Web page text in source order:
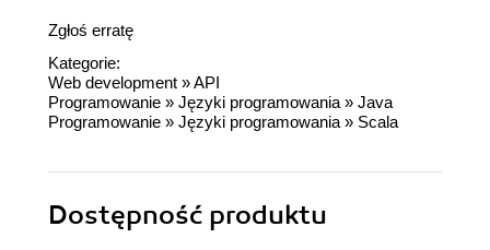
Zgłoś erratę
Kategorie:
Web development »API
Programowanie » Języki programowania » Java
Programowanie » Języki programowania » Scala
Dostępność produktu